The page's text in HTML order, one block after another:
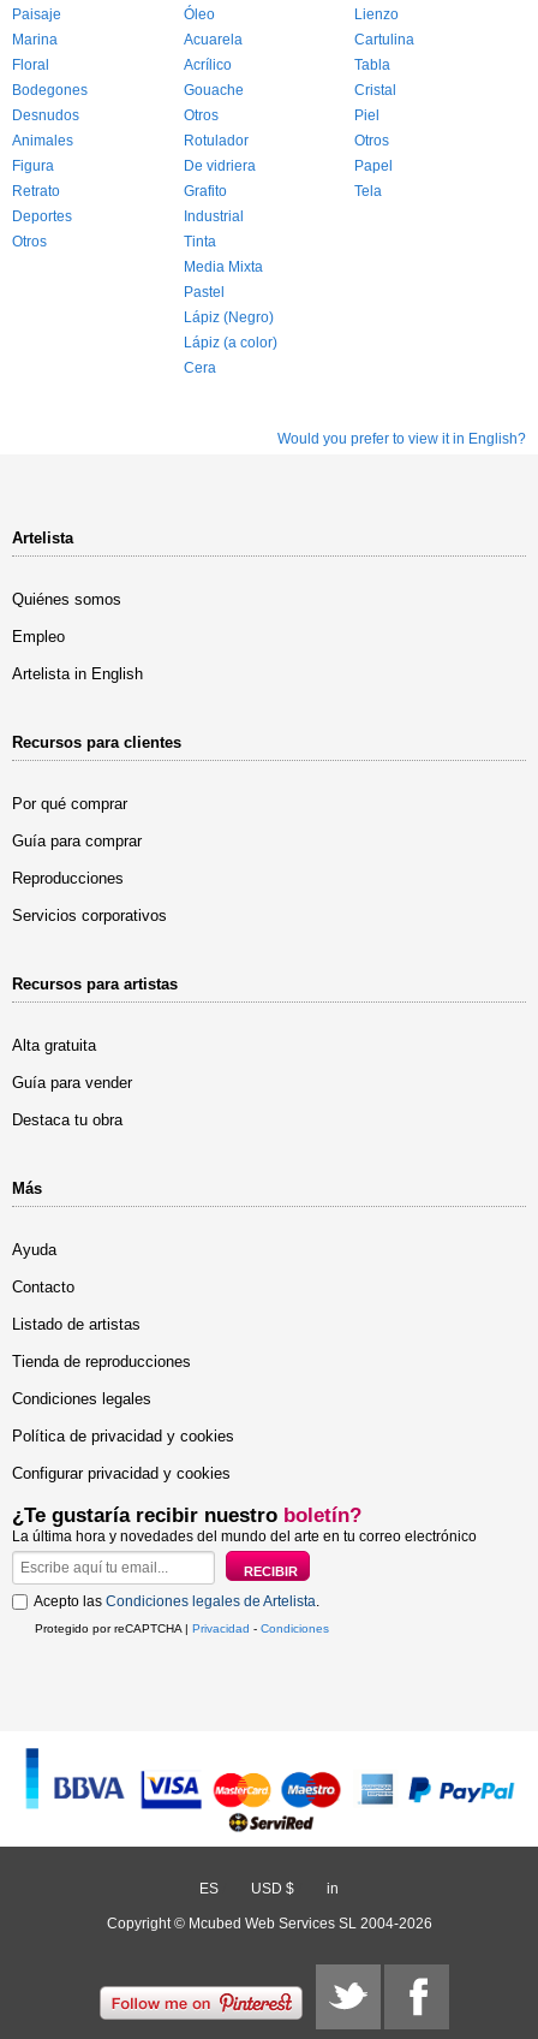
Paisaje
Marina
Floral
Bodegones
Desnudos
Animales
Figura
Retrato
Deportes
Otros
Óleo
Acuarela
Acrílico
Gouache
Otros
Rotulador
De vidriera
Grafito
Industrial
Tinta
Media Mixta
Pastel
Lápiz (Negro)
Lápiz (a color)
Cera
Lienzo
Cartulina
Tabla
Cristal
Piel
Otros
Papel
Tela
Would you prefer to view it in English?
Artelista
Quiénes somos
Empleo
Artelista in English
Recursos para clientes
Por qué comprar
Guía para comprar
Reproducciones
Servicios corporativos
Recursos para artistas
Alta gratuita
Guía para vender
Destaca tu obra
Más
Ayuda
Contacto
Listado de artistas
Tienda de reproducciones
Condiciones legales
Política de privacidad y cookies
Configurar privacidad y cookies
¿Te gustaría recibir nuestro boletín?
La última hora y novedades del mundo del arte en tu correo electrónico
Acepto las Condiciones legales de Artelista.
Protegido por reCAPTCHA | Privacidad - Condiciones
ES USD $ in
Copyright © Mcubed Web Services SL 2004-2026